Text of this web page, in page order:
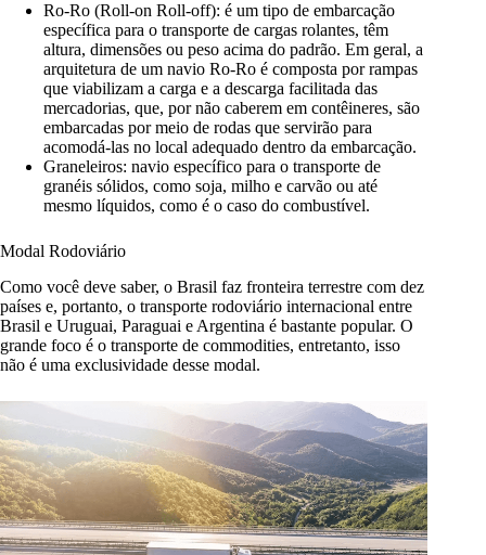
Ro-Ro (Roll-on Roll-off): é um tipo de embarcação
específica para o transporte de cargas rolantes, têm
altura, dimensões ou peso acima do padrão. Em geral, a
arquitetura de um navio Ro-Ro é composta por rampas
que viabilizam a carga e a descarga facilitada das
mercadorias, que, por não caberem em contêineres, são
embarcadas por meio de rodas que servirão para
acomodá-las no local adequado dentro da embarcação.
Graneleiros: navio específico para o transporte de
granéis sólidos, como soja, milho e carvão ou até
mesmo líquidos, como é o caso do combustível.
Modal Rodoviário
Como você deve saber, o Brasil faz fronteira terrestre com dez
países e, portanto, o transporte rodoviário internacional entre
Brasil e Uruguai, Paraguai e Argentina é bastante popular. O
grande foco é o transporte de commodities, entretanto, isso
não é uma exclusividade desse modal.